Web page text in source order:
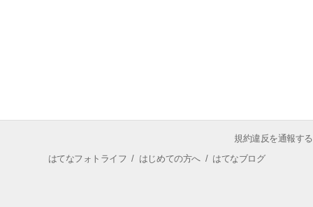
規約違反を通報する
はてなフォトライフ / はじめての方へ/ はてなブログ